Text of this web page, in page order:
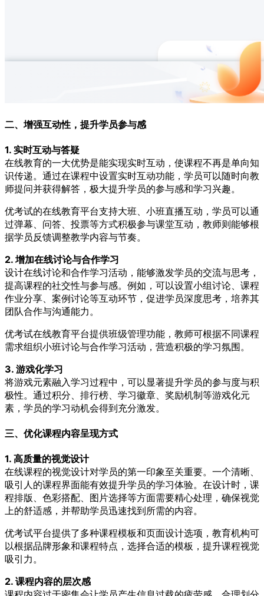
二、增强互动性，提升学员参与感
1. 实时互动与答疑
在线教育的一大优势是能实现实时互动，使课程不再是单向知
识传递。通过在课程中设置实时互动功能，学员可以随时向教
师提问并获得解答，极大提升学员的参与感和学习兴趣。
优考试的在线教育平台支持大班、小班直播互动，学员可以通
过弹幕、问答、投票等方式积极参与课堂互动，教师则能够根
据学员反馈调整教学内容与节奏。
2. 增加在线讨论与合作学习
设计在线讨论和合作学习活动，能够激发学员的交流与思考，
提高课程的社交性与参与感。例如，可以设置小组讨论、课程
作业分享、案例讨论等互动环节，促进学员深度思考，培养其
团队合作与沟通能力。
优考试在线教育平台提供班级管理功能，教师可根据不同课程
需求组织小班讨论与合作学习活动，营造积极的学习氛围。
3. 游戏化学习
将游戏元素融入学习过程中，可以显著提升学员的参与度与积
极性。通过积分、排行榜、学习徽章、奖励机制等游戏化元
素，学员的学习动机会得到充分激发。
三、优化课程内容呈现方式
1. 高质量的视觉设计
在线课程的视觉设计对学员的第一印象至关重要。一个清晰、
吸引人的课程界面能有效提升学员的学习体验。在设计时，课
程排版、色彩搭配、图片选择等方面需要精心处理，确保视觉
上的舒适感，并帮助学员迅速找到所需的内容。
优考试平台提供了多种课程模板和页面设计选项，教育机构可
以根据品牌形象和课程特点，选择合适的模板，提升课程视觉
吸引力。
2. 课程内容的层次感